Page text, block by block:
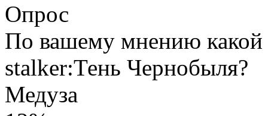
Опрос
По вашему мнению
stalker:Тень Чернобыля?
Медуза